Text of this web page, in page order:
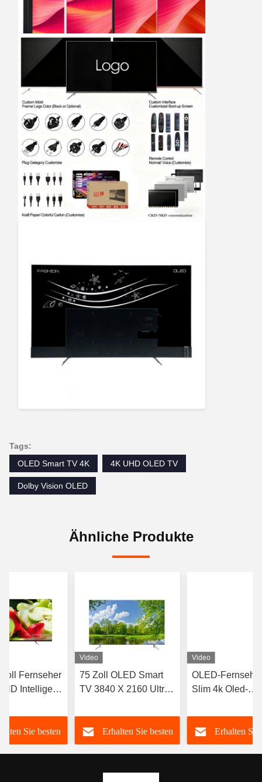
Tags:
OLED Smart TV 4K
4K UHD OLED TV
Dolby Vision OLED
Ähnliche Produkte
Fernseher
HD Intelligent
Sie besten
Video
75 Zoll OLED Smart
TV 3840 X 2160 Ultra
Fernseher
Erhalten Sie besten
Video
OLED-
Slim 4k Oled-
Flachbildschirm
Android Smart
Oled-Fernseher
Erhalten Sie